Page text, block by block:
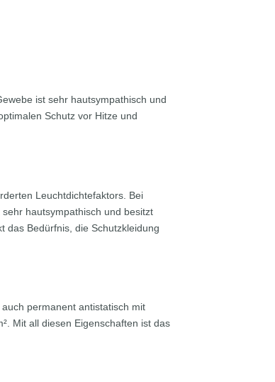
ist sehr hautsympathisch und
Schutz vor Hitze und
Leuchtdichtefaktors. Bei
hautsympathisch und besitzt
das Bedürfnis, die Schutzkleidung
permanent antistatisch mit
Mit all diesen Eigenschaften ist das